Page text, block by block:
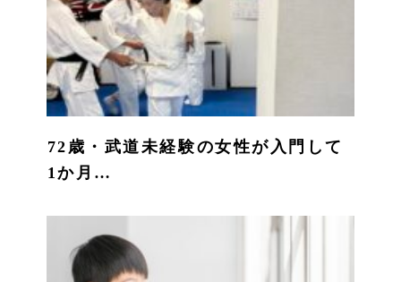
72歳・武道未経験の女性が入門して
1か月…